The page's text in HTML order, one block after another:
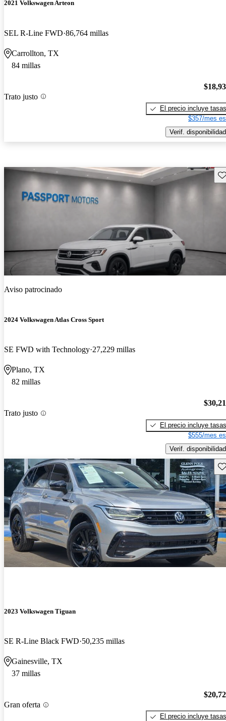
2021 Volkswagen Arteon
SEL R-Line FWD 86,764 millas
Carrollton, TX
84 millas
Trato justo
El precio incluye tasas
$357/mes
Verif. disponibilidad
Aviso patrocinado
2024 Volkswagen Atlas Cross Sport
SE FWD with Technology 27,229 millas
Plano, TX
82 millas
Trato justo
El precio incluye tasas
$555/mes
Verif. disponibilidad
2023 Volkswagen Tiguan
SE R-Line Black FWD 50,235 millas
Gainesville, TX
37 millas
Gran oferta
El precio incluye tasas